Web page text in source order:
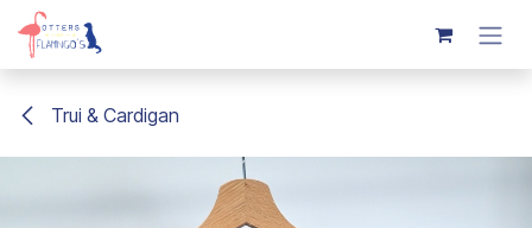
Overslaan naar inhoud
Trui & Cardigan